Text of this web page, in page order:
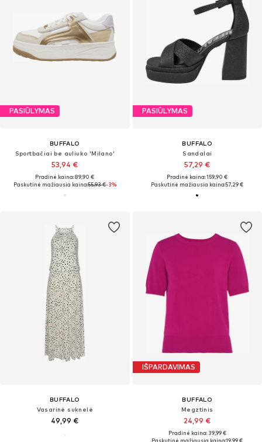
PASIŪLYMAS
BUFFALO
Sportbačiai be auliuko 'Milano'
53,94 €
Pradinė kaina: 89,90 €
Paskutinė mažiausia kaina:55,93 €-3%
PASIŪLYMAS
BUFFALO
Sandalai
57,29 €
Pradinė kaina: 159,90 €
Paskutinė mažiausia kaina:57,29 €
BUFFALO
Vasarinė suknelė
49,99 €
IŠPARDAVIMAS
BUFFALO
Megztinis
24,99 €
Pradinė kaina: 39,99 €
Paskutinė mažiausia kaina:19,99 €